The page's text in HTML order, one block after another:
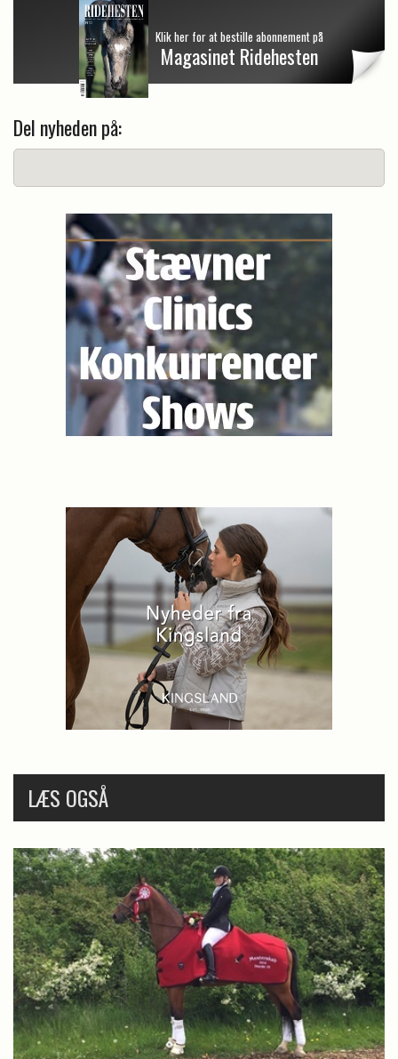
Klik her for at bestille abonnement på
Magasinet Ridehesten
Del nyheden på:
LÆS OGSÅ